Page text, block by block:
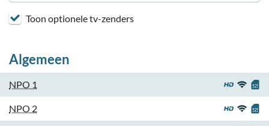
Toon optionele tv-zenders
Algemeen
NPO 1
NPO 2